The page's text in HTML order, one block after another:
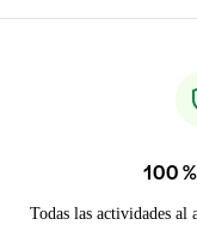
100
Todas las actividades al